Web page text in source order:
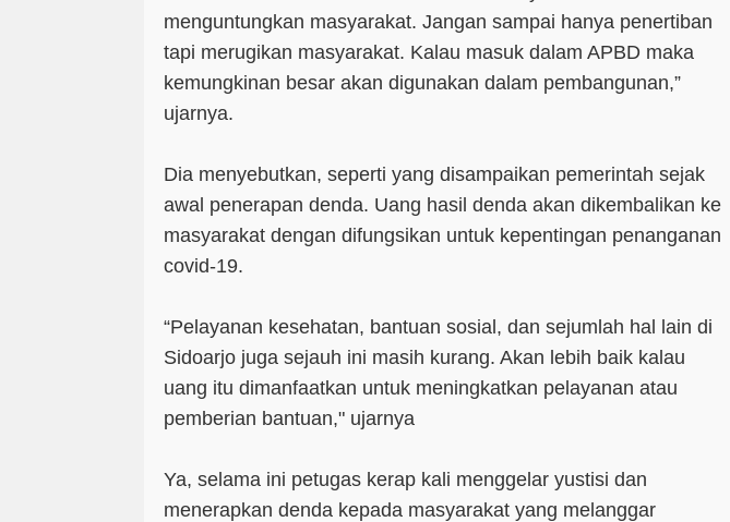
menguntungkan masyarakat. Jangan sampai hanya penertiban
tapi merugikan masyarakat. Kalau masuk dalam APBD maka
kemungkinan besar akan digunakan dalam pembangunan,”
ujarnya.
Dia menyebutkan, seperti yang disampaikan pemerintah sejak
awal penerapan denda. Uang hasil denda akan dikembalikan ke
masyarakat dengan difungsikan untuk kepentingan penanganan
covid-19.
“Pelayanan kesehatan, bantuan sosial, dan sejumlah hal lain di
Sidoarjo juga sejauh ini masih kurang. Akan lebih baik kalau
uang itu dimanfaatkan untuk meningkatkan pelayanan atau
pemberian bantuan," ujarnya
Ya, selama ini petugas kerap kali menggelar yustisi dan
menerapkan denda kepada masyarakat yang melanggar